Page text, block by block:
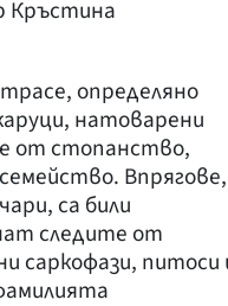
Кръстина
определяно
натоварени
от стопанство,
Впрягове,
са били
следите от
саркофази, питоси